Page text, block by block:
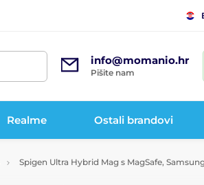
info@momanio.hr
Pišite nam
Realme Ostali brandovi
Spigen Ultra Hybrid Mag s MagSafe,